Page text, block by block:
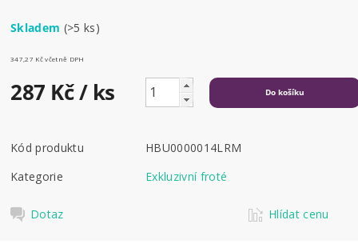
Skladem (>5 ks)
347,27 Kč včetně DPH
287 Kč/ ks
Kód produktu
HBU0000014LRM
Kategorie
Exkluzivní froté
Dotaz Hlídat cenu